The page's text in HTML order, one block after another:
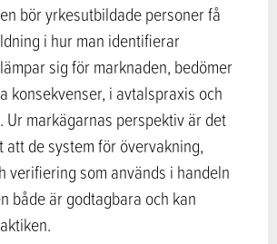
bör yrkesutbildade personer få
i hur man identifierar
sig för marknaden, bedömer
konsekvenser, i avtalspraxis och
Ur markägarnas perspektiv är det
att de system för övervakning,
verifiering som används i handeln
både är godtagbara och kan